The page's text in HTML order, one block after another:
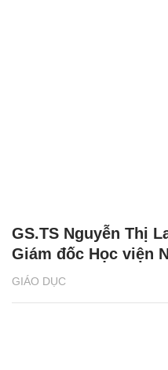
GIÁO DỤC
GS.TS Nguyễn Thị
Giám đốc Học viện